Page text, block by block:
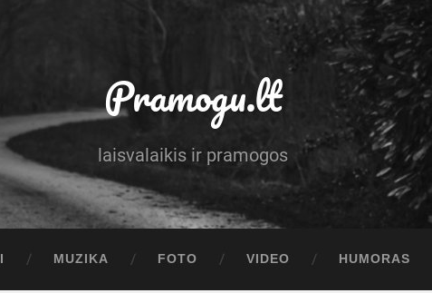
Pramogu.lt
laisvalaikis ir pramogos
MUZIKA FOTO VIDEO HUMORAS